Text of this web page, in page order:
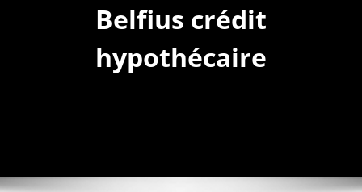
Belfius crédit
hypothécaire